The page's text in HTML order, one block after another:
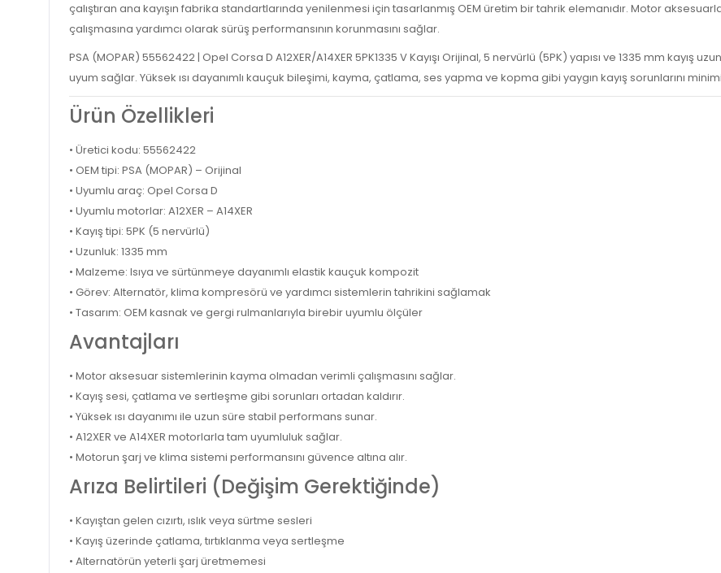
çalıştıran ana kayışın fabrika standartlarında yenilenmesi için tasarlanmış OEM üretim bir tahrik elemanıdır. Motor
çalışmasına yardımcı olarak sürüş performansının korunmasını sağlar.
PSA (MOPAR) 55562422 | Opel Corsa D A12XER/A14XER 5PK1335 V Kayışı Orijinal, 5 nervürlü (5PK) yapısı ve 1335 mm
uyum sağlar. Yüksek ısı dayanımlı kauçuk bileşimi, kayma, çatlama, ses yapma ve kopma gibi yaygın kayış sorunlarını
Ürün Özellikleri
• Üretici kodu: 55562422
• OEM tipi: PSA (MOPAR) – Orijinal
• Uyumlu araç: Opel Corsa D
• Uyumlu motorlar: A12XER – A14XER
• Kayış tipi: 5PK (5 nervürlü)
• Uzunluk: 1335 mm
• Malzeme: Isıya ve sürtünmeye dayanımlı elastik kauçuk kompozit
• Görev: Alternatör, klima kompresörü ve yardımcı sistemlerin tahrikini sağlamak
• Tasarım: OEM kasnak ve gergi rulmanlarıyla birebir uyumlu ölçüler
Avantajları
• Motor aksesuar sistemlerinin kayma olmadan verimli çalışmasını sağlar.
• Kayış sesi, çatlama ve sertleşme gibi sorunları ortadan kaldırır.
• Yüksek ısı dayanımı ile uzun süre stabil performans sunar.
• A12XER ve A14XER motorlarla tam uyumluluk sağlar.
• Motorun şarj ve klima sistemi performansını güvence altına alır.
Arıza Belirtileri (Değişim Gerektiğinde)
• Kayıştan gelen cızırtı, ıslık veya sürtme sesleri
• Kayış üzerinde çatlama, tırtıklanma veya sertleşme
• Alternatörün yeterli şarj üretmemesi